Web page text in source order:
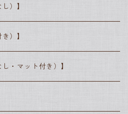
ノワール
ー
ドリヒ
・ターナー
）】
）】
・マット付き）】